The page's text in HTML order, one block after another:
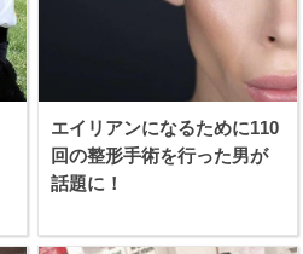
エイリアンになるために110
回の整形手術を行った男が
話題に！